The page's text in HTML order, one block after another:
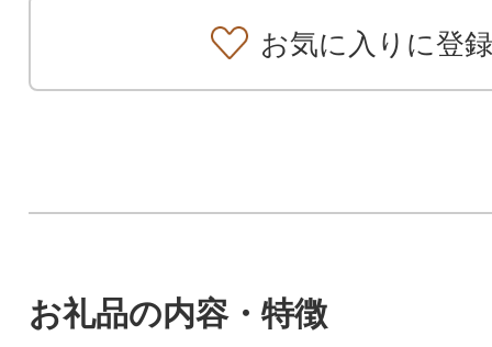
お気に入りに登録
お礼品の内容・特徴